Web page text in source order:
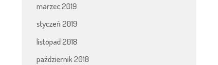
marzec 2019
styczeń 2019
listopad 2018
październik 2018